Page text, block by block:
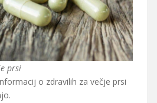
prsi
o zdravilih za večje prsi